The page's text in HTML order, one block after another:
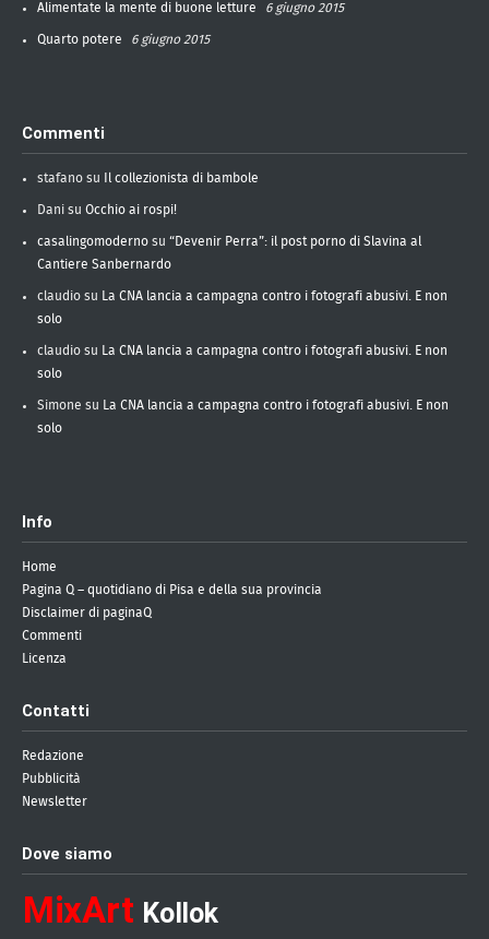
Alimentate la mente di buone letture 6 giugno 2015
Quarto potere 6 giugno 2015
Commenti
stafano su Il collezionista di bambole
Dani su Occhio ai rospi!
casalingomoderno su “Devenir Perra”: il post porno di Slavina al
Cantiere Sanbernardo
claudio su La CNA lancia a campagna contro i fotografi abusivi. E non
solo
claudio su La CNA lancia a campagna contro i fotografi abusivi. E non
solo
Simone su La CNA lancia a campagna contro i fotografi abusivi. E non
solo
Info
Home
Pagina Q – quotidiano di Pisa e della sua provincia
Disclaimer di paginaQ
Commenti
Licenza
Contatti
Redazione
Pubblicità
Newsletter
Dove siamo
MixArt Kollok